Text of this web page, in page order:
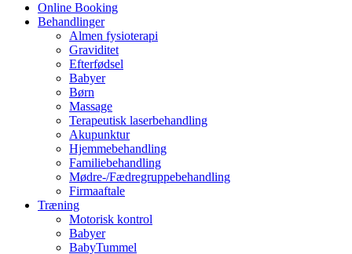
Online Booking
Behandlinger
Almen fysioterapi
Graviditet
Efterfødsel
Babyer
Børn
Massage
Terapeutisk laserbehandling
Akupunktur
Hjemmebehandling
Familiebehandling
Mødre-/Fædregruppebehandling
Firmaaftale
Træning
Motorisk kontrol
Babyer
BabyTummel